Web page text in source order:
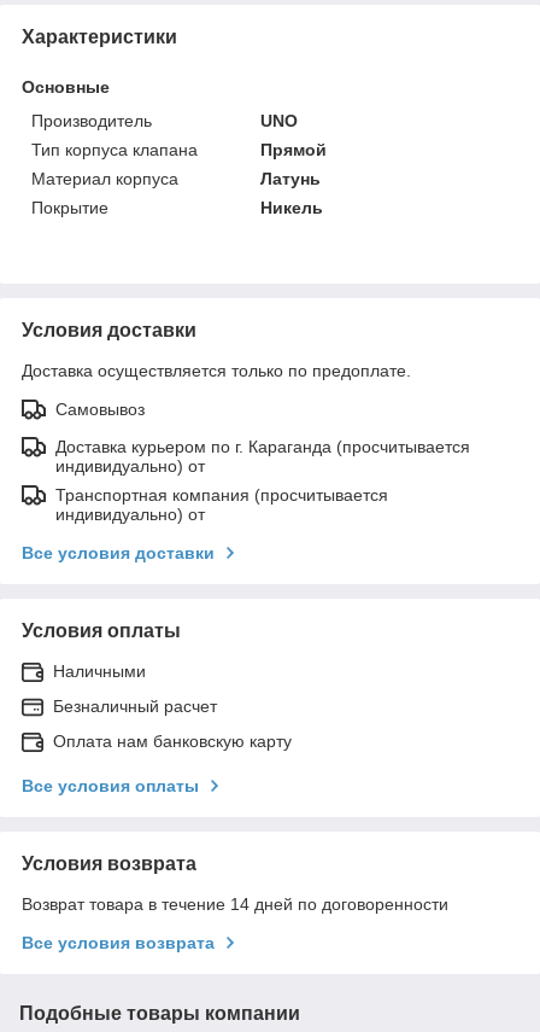
Характеристики
Основные
Производитель
UNO
Тип корпуса клапана
Прямой
Материал корпуса
Латунь
Покрытие
Никель
Условия доставки
Доставка осуществляется только по предоплате.
Самовывоз
Доставка курьером по г. Караганда (просчитывается
индивидуально) от
Транспортная компания (просчитывается
индивидуально) от
Все условия доставки
Условия оплаты
Наличными
Безналичный расчет
Оплата нам банковскую карту
Все условия оплаты
Условия возврата
Возврат товара в течение 14 дней по договоренности
Все условия возврата
Подобные товары компании